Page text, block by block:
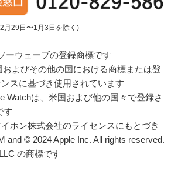
月29日〜1月3日を除く)
ーウェーブの登録商標です
よびその他の国における商標または登
スに基づき使用されています
Watchは、米国および他の国々で登録さ
す
ホン株式会社のライセンスにもとづき
and © 2024 Apple Inc. All rights reserved.
の商標です